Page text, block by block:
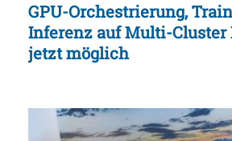
GPU-Orchestrierung,
Inferenz auf Multi-Cluster
jetzt möglich